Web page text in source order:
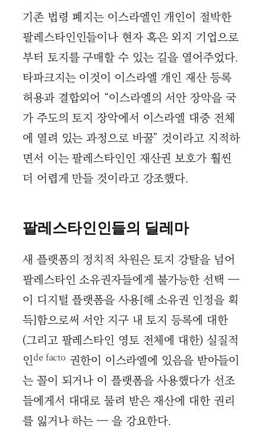
기존 법령 폐지는 이스라엘인 개인이 절박한
팔레스타인인들이나 현자 혹은 외지 기업으로
부터 토지를 구매할 수 있는 길을 열어주었다.
타파크지는 이것이 이스라엘 개인 재산 등록
허용과 결합외어 “이스라엘의 서안 장악을 국
가 주도의 토지 장악에서 이스라엘 대중 전체
에 열려 있는 과정으로 바꿀” 것이라고 지적하
면서 이는 팔레스타인인 재산권 보호가 훨씬
더 어렵게 만들 것이라고 강조했다.
팔레스타인인들의 딜레마
새 플랫폼의 정치적 차원은 토지 강탈을 넘어
팔레스타인 소유권자들에게 불가능한 선택 —
이 디지털 플랫폼을 사용[해 소유권 인정을 획
득]함으로써 서안 지구 내 토지 등록에 대한
(그리고 팔레스타인 영토 전체에 대한) 실질적
인de facto 권한이 이스라엘에 있음을 받아들이
는 꼴이 되거나 이 플랫폼을 사용했다가 선조
들에게서 대대로 물려 받은 재산에 대한 권리
를 잃거나 하는 — 을 강요한다.